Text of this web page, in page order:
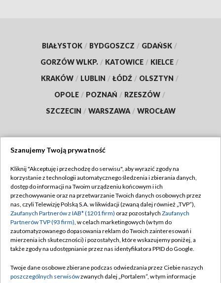
BIAŁYSTOK / BYDGOSZCZ / GDAŃSK /
GORZÓW WLKP. / KATOWICE / KIELCE /
KRAKÓW / LUBLIN / ŁÓDŹ / OLSZTYN /
OPOLE / POZNAŃ / RZESZÓW /
SZCZECIN / WARSZAWA / WROCŁAW
TVP
Abonament TVP
Emisja w TVP
Centrum informacji TVP
Naziemna Telewizja Cyfrowa
Rada Programowa
Regulamin TVP
Polityka prywatności
Moje zgody
Pomoc
Kontakt
Szanujemy Twoją prywatność
Kliknij "Akceptuję i przechodzę do serwisu", aby wyrazić zgody na
korzystanie z technologii automatycznego śledzenia i zbierania danych,
dostęp do informacji na Twoim urządzeniu końcowym i ich
przechowywanie oraz na przetwarzanie Twoich danych osobowych przez
nas, czyli Telewizję Polską S.A. w likwidacji (zwaną dalej również „TVP”),
Zaufanych Partnerów z IAB* (1201 firm) oraz pozostałych Zaufanych
Partnerów TVP (93 firm), w celach marketingowych (w tym do
zautomatyzowanego dopasowania reklam do Twoich zainteresowań i
mierzenia ich skuteczności) i pozostałych, które wskazujemy poniżej, a
także zgody na udostępnianie przez nas identyfikatora PPID do Google.
Twoje dane osobowe zbierane podczas odwiedzania przez Ciebie naszych
poszczególnych serwisówzwanych dalej „Portalem”, w tym informacje